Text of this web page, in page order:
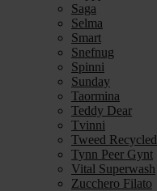
Saga
Selma
Smart
Snefnug
Spinni
Sunday
Taormina
Teddy Dear
Tvinni
Tweed Recycled
Tynn Peer Gynt
Vital Superwash
Zucchero Filato